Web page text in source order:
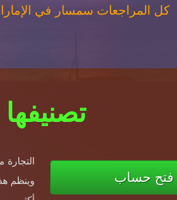
كل المراجعات سمسار في
#3 تصنيفها
التجارة مع ما
وينظم
فتح حساب